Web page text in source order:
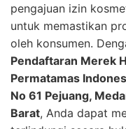
pengajuan izin
untuk memastikan
oleh konsumen.
Pendaftaran Merek
Permatamas
No 61 Pejuang,
Barat, Anda dapat